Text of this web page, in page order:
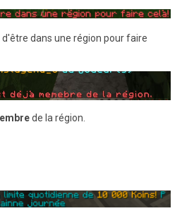
dans une région pour faire
de la région.